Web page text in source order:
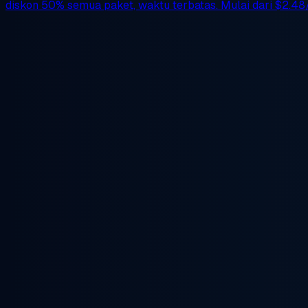
diskon 50% semua paket, waktu terbatas. Mulai dari